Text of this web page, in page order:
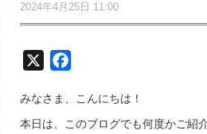
2024年4月25日 11:00
c
e
みなさま、こんにちは！
本日は、このブログでも何度かご紹